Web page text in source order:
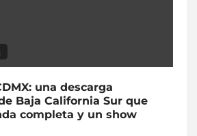
una descarga
Baja California Sur que
completa y un show